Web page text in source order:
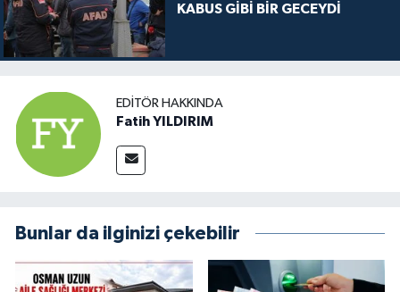
KABUS GİBİ BİR GECEYDİ
EDITÖR HAKKINDA
Fatih YILDIRIM
Bunlar da ilginizi çekebilir